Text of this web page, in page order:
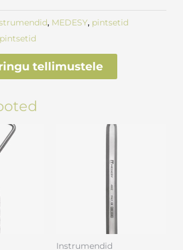
, MEDESY, pintsetid
pintsetid
tellimustele
Instrumendid